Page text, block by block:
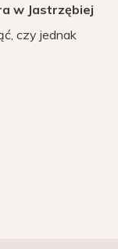
w Jastrzębiej
czy jednak